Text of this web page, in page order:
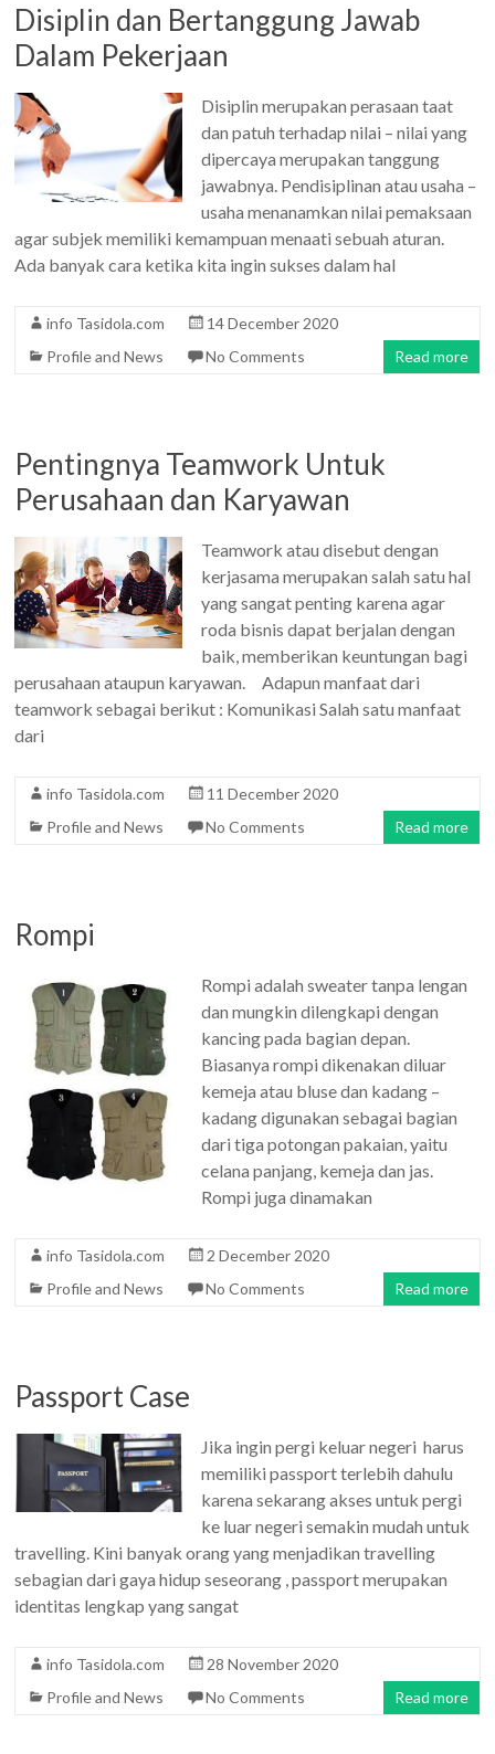
Disiplin dan Bertanggung Jawab
Dalam Pekerjaan
Disiplin merupakan perasaan taat
dan patuh terhadap nilai – nilai yang
dipercaya merupakan tanggung
jawabnya. Pendisiplinan atau usaha –
usaha menanamkan nilai pemaksaan
agar subjek memiliki kemampuan menaati sebuah aturan.
Ada banyak cara ketika kita ingin sukses dalam hal
info Tasidola.com
14 December 2020
Profile and News
No Comments Read more
Pentingnya Teamwork Untuk
Perusahaan dan Karyawan
Teamwork atau disebut dengan
kerjasama merupakan salah satu hal
yang sangat penting karena agar
roda bisnis dapat berjalan dengan
baik, memberikan keuntungan bagi
perusahaan ataupun karyawan. Adapun manfaat dari
teamwork sebagai berikut : Komunikasi Salah satu manfaat
dari
info Tasidola.com
11 December 2020
Profile and News
No Comments Read more
Rompi
Rompi adalah sweater tanpa lengan
dan mungkin dilengkapi dengan
kancing pada bagian depan.
Biasanya rompi dikenakan diluar
kemeja atau bluse dan kadang –
kadang digunakan sebagai bagian
dari tiga potongan pakaian, yaitu
celana panjang, kemeja dan jas.
Rompi juga dinamakan
info Tasidola.com
2 December 2020
Profile and News
No Comments Read more
Passport Case
Jika ingin pergi keluar negeri harus
memiliki passport terlebih dahulu
karena sekarang akses untuk pergi
ke luar negeri semakin mudah untuk
travelling. Kini banyak orang yang menjadikan travelling
sebagian dari gaya hidup seseorang , passport merupakan
identitas lengkap yang sangat
info Tasidola.com
28 November 2020
Profile and News
No Comments Read more